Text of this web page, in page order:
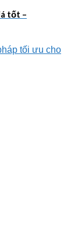
tốt –
tối ưu cho